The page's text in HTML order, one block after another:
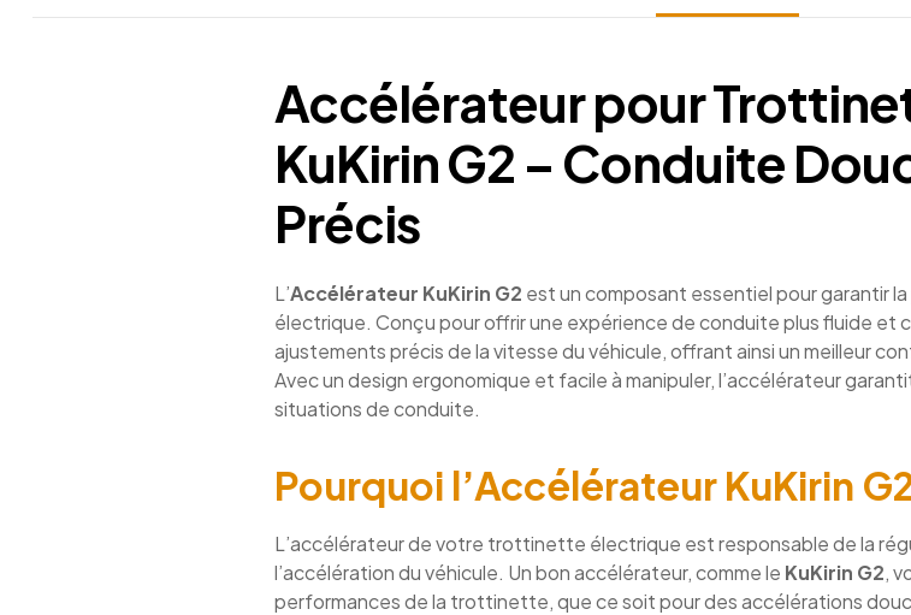
Accélérateur pour
KuKirin G2 – Conduite
Précis
L’Accélérateur KuKirin G2 est un composant essentiel pour garantir
électrique. Conçu pour offrir une expérience de conduite plus fluide
ajustements précis de la vitesse du véhicule, offrant ainsi un meilleur
Avec un design ergonomique et facile à manipuler, l’accélérateur
situations de conduite.
Pourquoi l’Accélérateur KuKirin
L’accélérateur de votre trottinette électrique est responsable de la
l’accélération du véhicule. Un bon accélérateur, comme le KuKirin G2,
performances de la trottinette, que ce soit pour des accélérations